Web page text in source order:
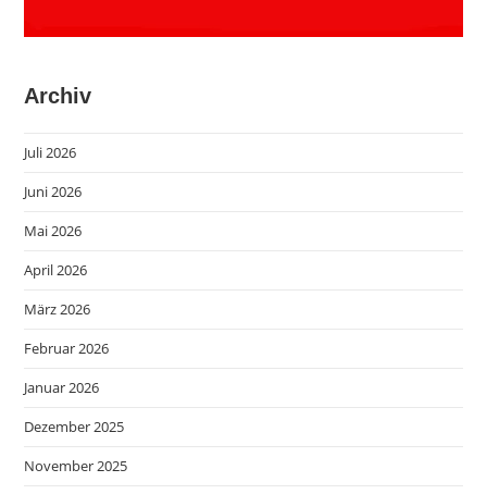
Archiv
Juli 2026
Juni 2026
Mai 2026
April 2026
März 2026
Februar 2026
Januar 2026
Dezember 2025
November 2025